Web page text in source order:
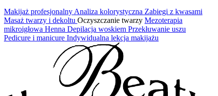
Makijaż profesjonalny Analiza kolorystyczna Zabiegi z kwasami
Masaż twarzy i dekoltu Oczyszczanie twarzy Mezoterapia
mikroigłowa Henna Depilacja woskiem Przekłuwanie uszu
Pedicure i manicure Indywidualna lekcja makijażu